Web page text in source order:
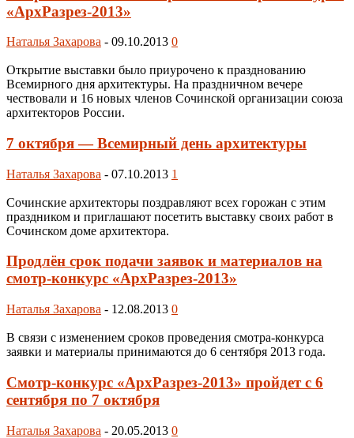
«АрхРазрез-2013»
Наталья Захарова - 09.10.2013 0
Открытие выставки было приурочено к празднованию
Всемирного дня архитектуры. На праздничном вечере
чествовали и 16 новых членов Сочинской организации союза
архитекторов России.
7 октября — Всемирный день архитектуры
Наталья Захарова - 07.10.2013 1
Сочинские архитекторы поздравляют всех горожан с этим
праздником и приглашают посетить выставку своих работ в
Сочинском доме архитектора.
Продлён срок подачи заявок и материалов на
смотр-конкурс «АрхРазрез-2013»
Наталья Захарова - 12.08.2013 0
В связи с изменением сроков проведения смотра-конкурса
заявки и материалы принимаются до 6 сентября 2013 года.
Смотр-конкурс «АрхРазрез-2013» пройдет с 6
сентября по 7 октября
Наталья Захарова - 20.05.2013 0